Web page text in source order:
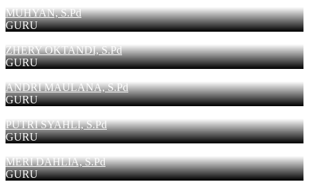
MUHYAN, S.Pd
GURU
ZHERY OKTANDI, S.Pd
GURU
ANDRI MAULANA, S.Pd
GURU
PUTRI SYAHLI, S.Pd
GURU
MERI DAHLIA, S.Pd
GURU